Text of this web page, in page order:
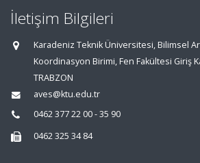
İletişim Bilgileri
Karadeniz Teknik Üniversitesi, Bilimsel
Koordinasyon Birimi, Fen Fakültesi Giriş
TRABZON
aves@ktu.edu.tr
0462 377 22 00 - 35 90
0462 325 34 84